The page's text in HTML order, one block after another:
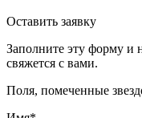
Оставить заявку
Заполните эту форму и
свяжется с вами.
Поля, помеченные